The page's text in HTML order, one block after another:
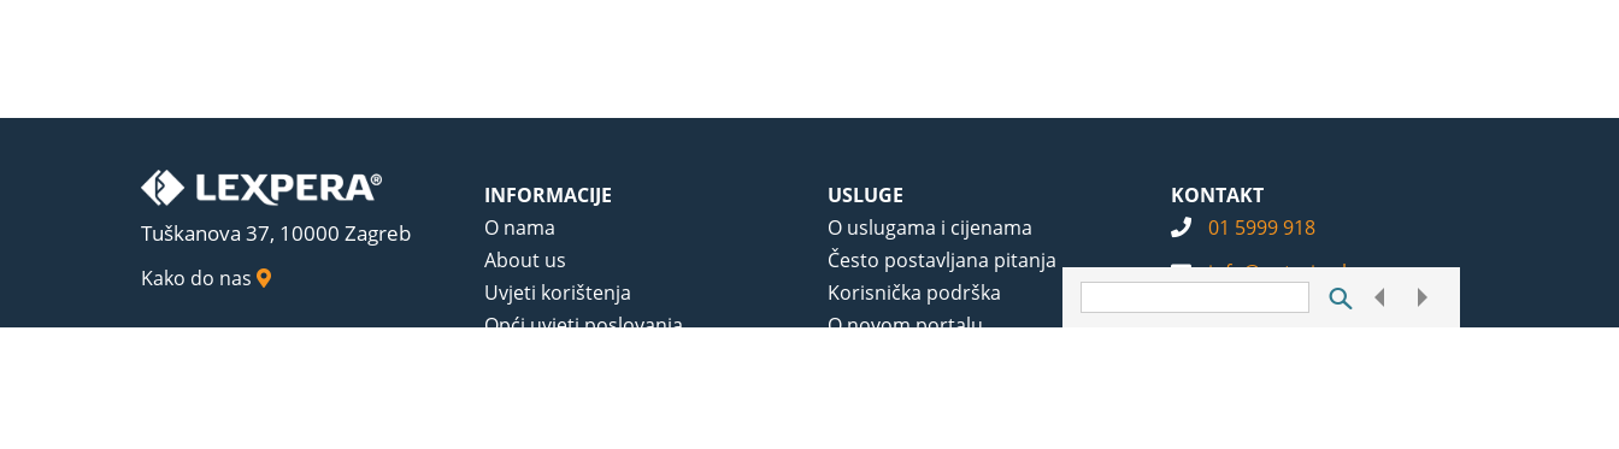
Tuškanova 37, 10000 Zagreb
Kako do nas
INFORMACIJE
O nama
About us
Uvjeti korištenja
Opći uvjeti poslovanja
USLUGE
O uslugama i cijenama
Često postavljana pitanja
Korisnička podrška
O novom portalu
KONTAKT
01 5999 918
info@notarius.hr